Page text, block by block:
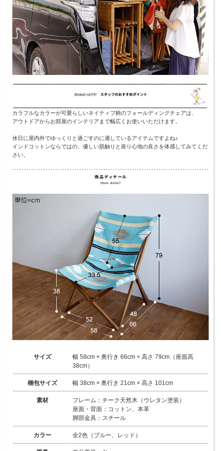
カラフルなカラーが可愛らしいネイティブ柄のフォールディングチェアは、
アウトドアからお部屋のインテリアまで幅広くお使いいただけます。
休日に屋内外でゆっくりと過ごすのに適しているアイテムですよね♪
インドコットンならではの、優しい肌触りと座り心地の良さを体感してみてくだ
さい。
サイズ
幅 58cm × 奥行き 66cm × 高さ 79cm（座面高
38cm）
梱包サイズ 幅 38cm × 奥行き 21cm × 高さ 101cm
素材
フレーム：チーク天然木（ウレタン塗装）
座面・背面：コットン、本革
脚部金具：スチール
カラー 全2色（ブルー、レッド）